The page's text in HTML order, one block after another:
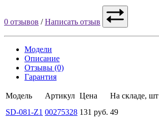
0 отзывов /Написать отзыв
Модели
Описание
Отзывы (0)
Гарантия
Модель Артикул Цена На складе, шт
SD-081-Z1 00275328 131 руб. 49